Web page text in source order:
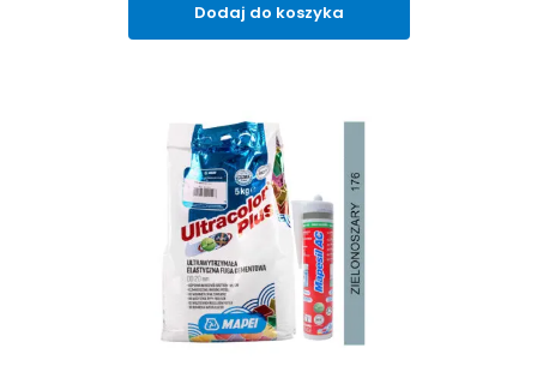
Dodaj do koszyka